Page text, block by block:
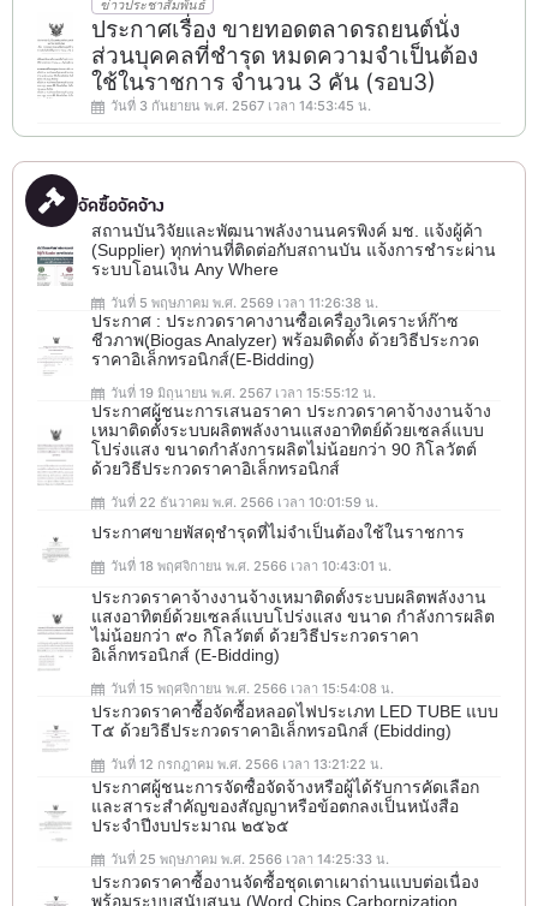
ข่าวประชาสัมพันธ์
ประกาศเรื่อง ขายทอดตลาดรถยนต์นั่ง
ส่วนบุคคลที่ชำรุด หมดความจำเป็นต้อง
ใช้ในราชการ จำนวน 3 คัน (รอบ3)
วันที่ 3 กันยายน พ.ศ. 2567 เวลา 14:53:45 น.
จัดซื้อจัดจ้าง
สถานบันวิจัยและพัฒนาพลังงานนครพิงค์ มช. แจ้งผู้ค้า
(Supplier) ทุกท่านที่ติดต่อกับสถานบัน แจ้งการชำระผ่าน
ระบบโอนเงิน Any Where
วันที่ 5 พฤษภาคม พ.ศ. 2569 เวลา 11:26:38 น.
ประกาศ : ประกวดราคางานซื้อเครื่องวิเคราะห์ก๊าซ
ชีวภาพ(ฺBiogas Analyzer) พร้อมติดตั้ง ด้วยวิธีประกวด
ราคาอิเล็กทรอนิกส์(e-Bidding)
วันที่ 19 มิถุนายน พ.ศ. 2567 เวลา 15:55:12 น.
ประกาศผู้ชนะการเสนอราคา ประกวดราคาจ้างงานจ้าง
เหมาติดตั้งระบบผลิตพลังงานแสงอาทิตย์ด้วยเซลล์แบบ
โปร่งแสง ขนาดกำลังการผลิตไม่น้อยกว่า 90 กิโลวัตต์
ด้วยวิธีประกวดราคาอิเล็กทรอนิกส์
วันที่ 22 ธันวาคม พ.ศ. 2566 เวลา 10:01:59 น.
ประกาศขายพัสดุชำรุดที่ไม่จำเป็นต้องใช้ในราชการ
วันที่ 18 พฤศจิกายน พ.ศ. 2566 เวลา 10:43:01 น.
ประกวดราคาจ้างงานจ้างเหมาติดตั้งระบบผลิตพลังงาน
แสงอาทิตย์ด้วยเซลล์แบบโปร่งแสง ขนาด กำลังการผลิต
ไม่น้อยกว่า ๙๐ กิโลวัตต์ ด้วยวิธีประกวดราคา
อิเล็กทรอนิกส์ (e-Bidding)
วันที่ 15 พฤศจิกายน พ.ศ. 2566 เวลา 15:54:08 น.
ประกวดราคาซื้อจัดซื้อหลอดไฟประเภท LED TUBE แบบ
T๕ ด้วยวิธีประกวดราคาอิเล็กทรอนิกส์ (ebidding)
วันที่ 12 กรกฎาคม พ.ศ. 2566 เวลา 13:21:22 น.
ประกาศผู้ชนะการจัดซื้อจัดจ้างหรือผู้ได้รับการคัดเลือก
และสาระสำคัญของสัญญาหรือข้อตกลงเป็นหนังสือ
ประจำปีงบประมาณ ๒๕๖๕
วันที่ 25 พฤษภาคม พ.ศ. 2566 เวลา 14:25:33 น.
ประกวดราคาซื้องานจัดซื้อชุดเตาเผาถ่านแบบต่อเนื่อง
พร้อมระบบสนับสนุน (Word Chips Carbornization